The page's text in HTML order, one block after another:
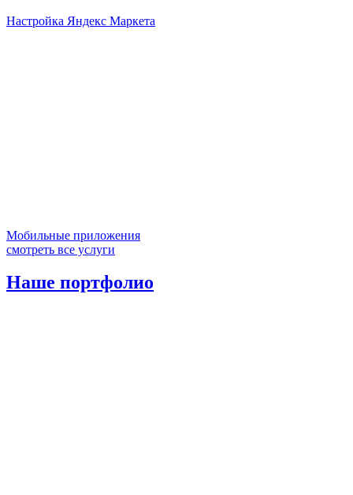
Настройка Яндекс Маркета
Мобильные приложения
смотреть все услуги
Наше портфолио